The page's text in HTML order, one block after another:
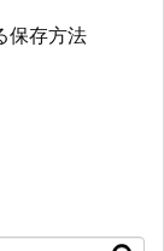
保存方法